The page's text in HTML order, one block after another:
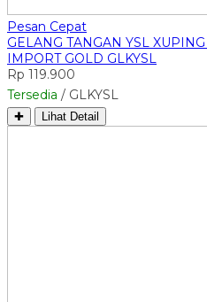
Pesan Cepat
GELANG TANGAN YSL
IMPORT GOLD GLKYSL
Rp 119.900
Tersedia / GLKYSL
✚ Lihat Detail